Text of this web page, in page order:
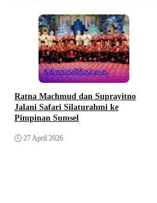
AdvertorialMusirawas
Ratna Machmud dan Suprayitno
Jalani Safari Silaturahmi ke
Pimpinan Sumsel
27 April 2026